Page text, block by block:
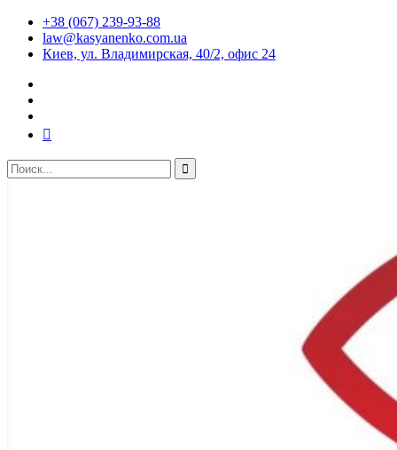
+38 (067) 239-93-88
law@kasyanenko.com.ua
Киев, ул. Владимирская, 40/2, офис 24